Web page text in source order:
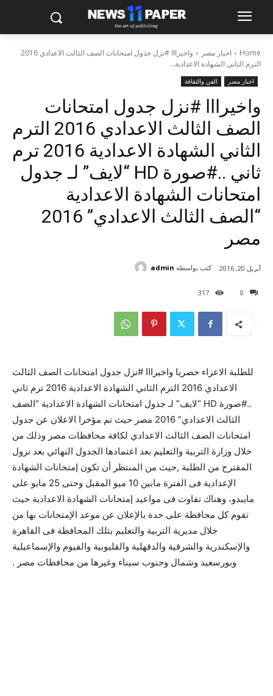
Home اخبار مصر
واخيرااا #نزل جدول امتحانات الصف الثالث الاعدادي 2016
الترم الثاني الشهادة الاعدادية...
اخبار مصر الفن والثقافة
واخيرااا #نزل جدول امتحانات
الصف الثالث الاعدادي 2016 الترم
الثاني الشهادة الاعدادية 2016 ترم
ثاني ..#صورة HD “لايف” لـ جدول
امتحانات الشهادة الاعدادية
“الصف الثالث الاعدادي” 2016
مصر
0
317
أبريل 20, 2016 كتب بواسطة admin
للطلبة الاعزاء حصريا واخيرااا #نزل جدول امتحانات الصف الثالث
الاعدادي 2016 الترم الثاني الشهادة الاعدادية 2016 ترم ثاني
..#صورة HD “لايف” لـ جدول امتحانات الشهادة الاعدادية “الصف
الثالث الاعدادي” 2016 مصر حيث تم مؤخرا الاعلان عن جدول
امتحانات الصف الثالث الاعدادي لكافة محافظات مصر وذلك من
خلال وزارة التربية والتعليم بعد اعتمادها الجدول النهائي بعد نزول
المقترح من الطلبة ,حيث من المنتظر أن تكون إمتحانات الشهادة
الإعدادية فى الفترة مابين 10 ميو المقبل وحتى 25 مايو على
مايبدو، وهناك تفاوت فى مواعيد إمتحانات الشهادة الاعدادية حيث
تقوم كل محافظة على حدة بالإعلان عن موعد الإمتحانات بها من
خلال مديرية التربية والتعليم بتلك المحافظة فى القاهرة
والإسكندرية والشرقية والدقهلية والقليوبية والفيوم والإسماعيلية
وبورسعيد وشمال وجنوب سيناء وغيرها من محافظات مصر .